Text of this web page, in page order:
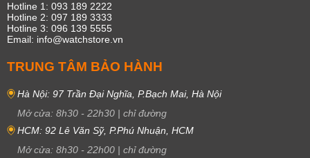
Hotline 1: 093 189 2222
Hotline 2: 097 189 3333
Hotline 3: 096 139 5555
Email: info@watchstore.vn
TRUNG TÂM BẢO HÀNH
Hà Nội: 97 Trần Đại Nghĩa, P.Bạch Mai, Hà Nội
Mở cửa: 8h30 - 22h30 | chỉ đường
HCM: 92 Lê Văn Sỹ, P.Phú Nhuận, HCM
Mở cửa: 8h30 - 22h00 | chỉ đường